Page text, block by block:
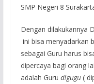
SMP Negeri 8
Dengan dilakukannya
ini bisa menyadarkan
sebagai Guru harus
dipercaya bagi orang
adalah Guru digugu(